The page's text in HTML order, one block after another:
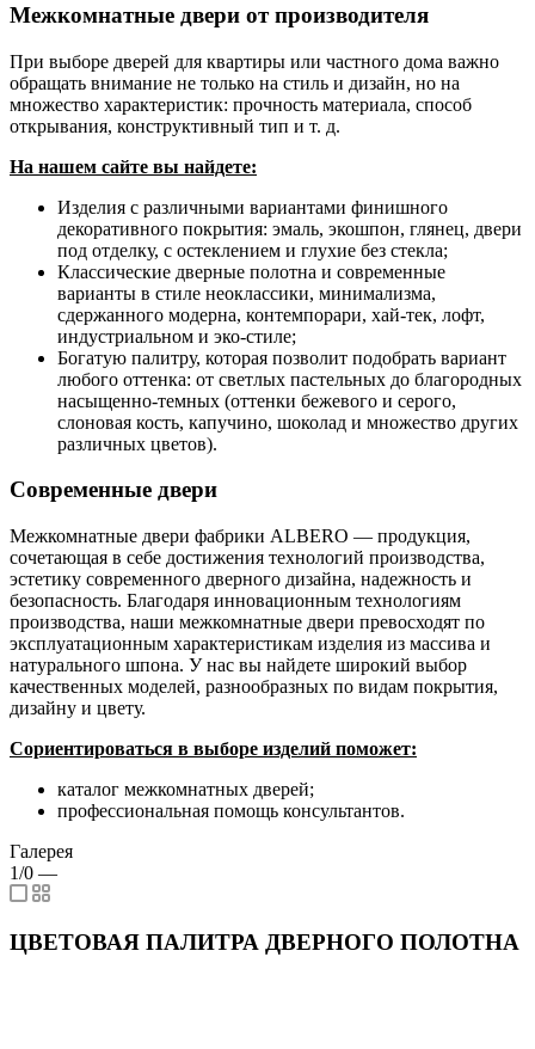
Межкомнатные двери от производителя
При выборе дверей для квартиры или частного дома важно
обращать внимание не только на стиль и дизайн, но на
множество характеристик: прочность материала, способ
открывания, конструктивный тип и т. д.
На нашем сайте вы найдете:
Изделия с различными вариантами финишного
декоративного покрытия: эмаль, экошпон, глянец, двери
под отделку, с остеклением и глухие без стекла;
Классические дверные полотна и современные
варианты в стиле неоклассики, минимализма,
сдержанного модерна, контемпорари, хай-тек, лофт,
индустриальном и эко-стиле;
Богатую палитру, которая позволит подобрать вариант
любого оттенка: от светлых пастельных до благородных
насыщенно-темных (оттенки бежевого и серого,
слоновая кость, капучино, шоколад и множество других
различных цветов).
Современные двери
Межкомнатные двери фабрики ALBERO — продукция,
сочетающая в себе достижения технологий производства,
эстетику современного дверного дизайна, надежность и
безопасность. Благодаря инновационным технологиям
производства, наши межкомнатные двери превосходят по
эксплуатационным характеристикам изделия из массива и
натурального шпона. У нас вы найдете широкий выбор
качественных моделей, разнообразных по видам покрытия,
дизайну и цвету.
Сориентироваться в выборе изделий поможет:
каталог межкомнатных дверей;
профессиональная помощь консультантов.
Галерея
1/0 —
ЦВЕТОВАЯ ПАЛИТРА ДВЕРНОГО ПОЛОТНА